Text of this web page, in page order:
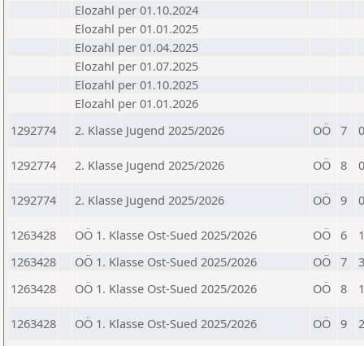
Elozahl per 01.10.2024
Elozahl per 01.01.2025
Elozahl per 01.04.2025
Elozahl per 01.07.2025
Elozahl per 01.10.2025
Elozahl per 01.01.2026
1292774
2. Klasse Jugend 2025/2026 OÖ 7
1292774 2. Klasse Jugend 2025/2026 OÖ 8
1292774 2. Klasse Jugend 2025/2026 OÖ 9
1263428 OÖ 1. Klasse Ost-Sued 2025/2026 OÖ 6
1263428
OÖ 1. Klasse Ost-Sued 2025/2026 OÖ 7
1263428
OÖ 1. Klasse Ost-Sued 2025/2026 OÖ 8
1263428 OÖ 1. Klasse Ost-Sued 2025/2026 OÖ 9